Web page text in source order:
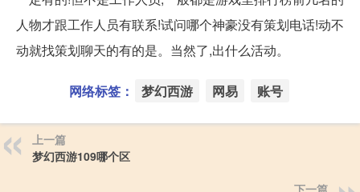
人物才跟工作人员有联系!试问哪个神豪没有策划电话!动不
动就找策划聊天的有的是。当然了,出什么活动。
网络标签： 梦幻西游 网易 账号
上一篇
梦幻西游109哪个区
下一篇